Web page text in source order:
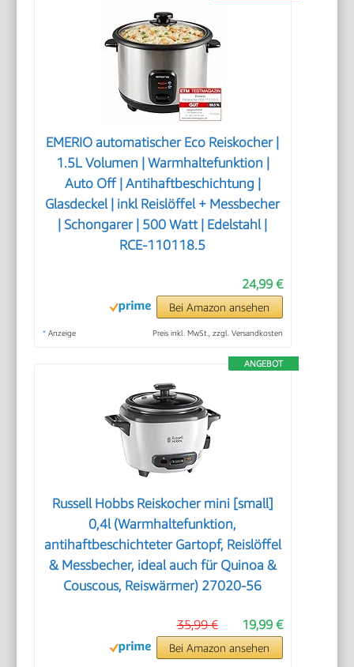
EMERIO automatischer Eco Reiskocher |
1.5L Volumen | Warmhaltefunktion |
Auto Off | Antihaftbeschichtung |
Glasdeckel | inkl Reislöffel + Messbecher
| Schongarer | 500 Watt | Edelstahl |
RCE-110118.5
24,99 €
Bei Amazon ansehen
* Anzeige Preis inkl. MwSt., zzgl. Versandkosten
ANGEBOT
Russell Hobbs Reiskocher mini [small]
0,4l (Warmhaltefunktion,
antihaftbeschichteter Gartopf, Reislöffel
& Messbecher, ideal auch für Quinoa &
Couscous, Reiswärmer) 27020-56
19,99 €
35,99 €
Bei Amazon ansehen